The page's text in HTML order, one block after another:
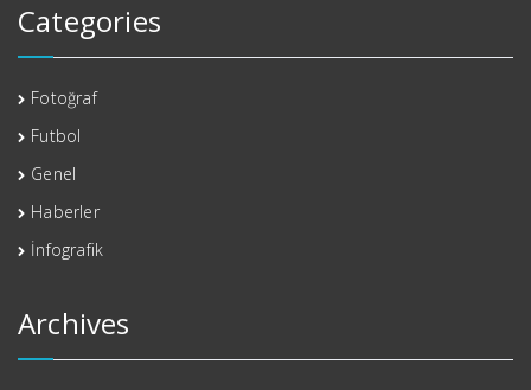
Categories
Fotoğraf
Futbol
Genel
Haberler
İnfografik
Archives